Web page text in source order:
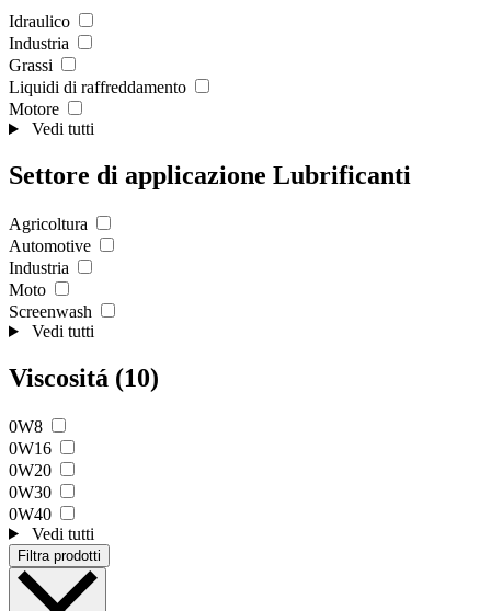
Idraulico
Industria
Grassi
Liquidi di raffreddamento
Motore
Vedi tutti
Settore di applicazione Lubrificanti
Agricoltura
Automotive
Industria
Moto
Screenwash
Vedi tutti
Viscositá (10)
0W8
0W16
0W20
0W30
0W40
Vedi tutti
Filtra prodotti